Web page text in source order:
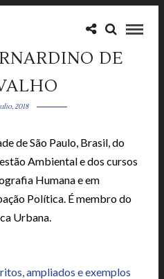
DE
2018
de São Paulo, Brasil, do
Ambiental e dos cursos
Humana e em
Política. É membro do
Urbana.
ampliados e exemplos